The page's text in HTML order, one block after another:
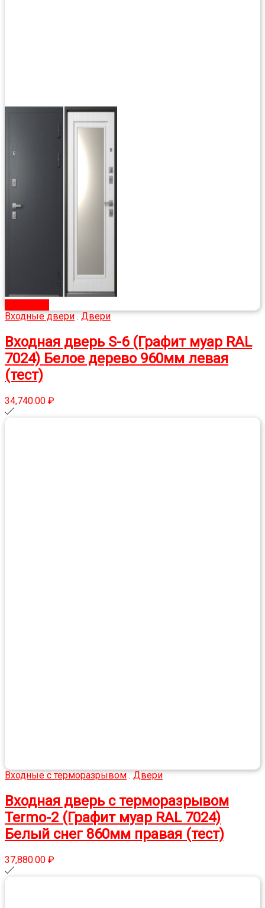
Входные двери.Двери
Входная дверь S-6 (Графит муар RAL
7024) Белое дерево 960мм левая
(тест)
34,740.00 ₽
Входные с терморазрывом.Двери
Входная дверь с терморазрывом
Termo-2 (Графит муар RAL 7024)
Белый снег 860мм правая (тест)
37,880.00 ₽